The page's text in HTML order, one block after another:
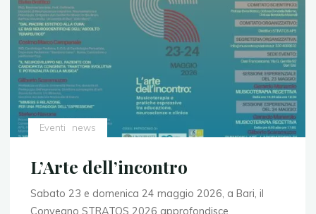
Eventi news
L’Arte dell’incontro
Sabato 23 e domenica 24 maggio 2026, a Bari, il
Convegno STRATOS 2026 approfondisce